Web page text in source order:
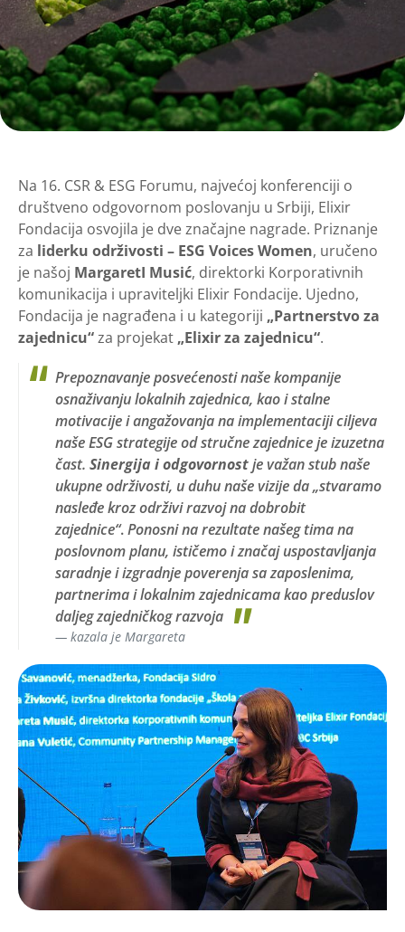
Na 16. CSR & ESG Forumu, najvećoj konferenciji o
društveno odgovornom poslovanju u Srbiji, Elixir
Fondacija osvojila je dve značajne nagrade. Priznanje
za liderku održivosti – ESG Voices Women, uručeno
je našoj MargaretI Musić, direktorki Korporativnih
komunikacija i upraviteljki Elixir Fondacije. Ujedno,
Fondacija je nagrađena i u kategoriji „Partnerstvo za
zajednicu“za projekat „Elixir za zajednicu“.
Prepoznavanje posvećenosti naše kompanije
osnaživanju lokalnih zajednica, kao i stalne
motivacije i angažovanja na implementaciji ciljeva
naše ESG strategije od stručne zajednice je izuzetna
čast. Sinergija i odgovornostje važan stub naše
ukupne održivosti, u duhu naše vizije da „stvaramo
nasleđe kroz održivi razvoj na​ dobrobit
zajednice“.Ponosni na rezultate našeg tima na
poslovnom planu, ističemo i značaj uspostavljanja
saradnje i izgradnje poverenja sa zaposlenima,
partnerima i lokalnim zajednicama kao preduslov
daljeg zajedničkog razvoja
kazala je Margareta